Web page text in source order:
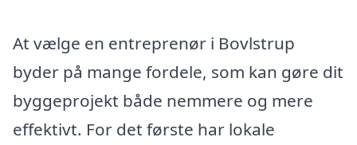
At vælge en entreprenør i Bovlstrup
byder på mange fordele, som kan gøre dit
byggeprojekt både nemmere og mere
effektivt. For det første har lokale